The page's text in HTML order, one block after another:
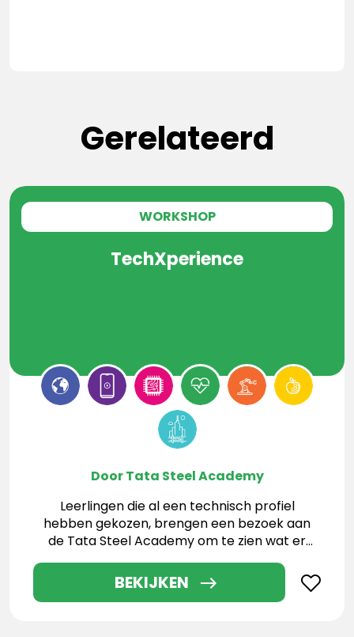
Gerelateerd
WORKSHOP
TechXperience
Door Tata Steel Academy
Leerlingen die al een technisch profiel
hebben gekozen, brengen een bezoek aan
de Tata Steel Academy om te zien wat er
allemaal mogelijk is
BEKIJKEN